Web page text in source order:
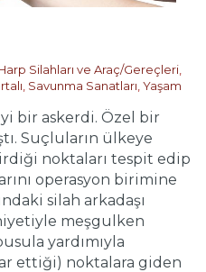
Silahları ve Araç/Gereçleri
Savunma Sanatları Yaşam
bir askerdi. Özel bir
Suçluların ülkeye
noktaları tespit edip
operasyon birimine
silah arkadaşı
meşgulken
yardımıyla
ettiği) noktalara giden